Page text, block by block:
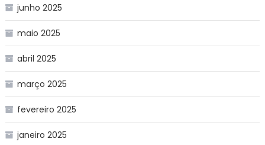
junho 2025
maio 2025
abril 2025
março 2025
fevereiro 2025
janeiro 2025